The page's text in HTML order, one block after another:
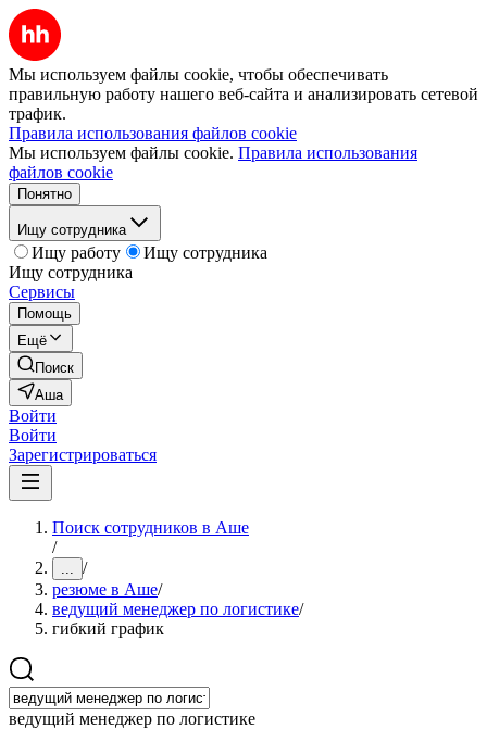
Мы используем файлы cookie, чтобы обеспечивать
правильную работу нашего веб-сайта и анализировать сетевой
трафик.
Правила использования файлов cookie
Мы используем файлы cookie. Правила использования
файлов cookie
Понятно
Ищу сотрудника
Ищу работу
Ищу сотрудника
Ищу сотрудника
Сервисы
Помощь
Ещё
Поиск
Аша
Войти
Войти
Зарегистрироваться
Поиск сотрудников в Аше
/
... /
резюме в Аше/
ведущий менеджер по логистике/
гибкий график
ведущий менеджер по логистике